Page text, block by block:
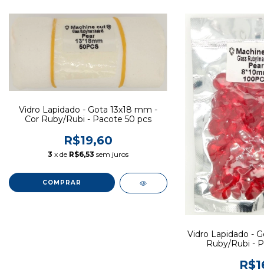
Vidro Lapidado - Gota 13x18 mm -
Cor Ruby/Rubi - Pacote 50 pcs
R$19,60
3 x de R$6,53 sem juros
Vidro Lapidado -
Ruby/Rubi -